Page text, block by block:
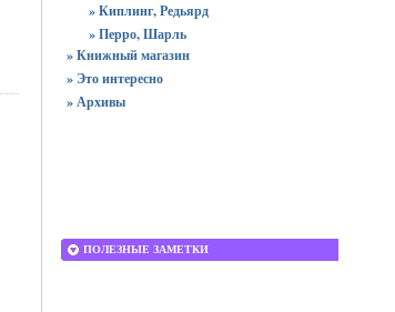
» Киплинг, Редьярд
» Перро, Шарль
» Книжный магазин
» Это интересно
» Архивы
ПОЛЕЗНЫЕ ЗАМЕТКИ